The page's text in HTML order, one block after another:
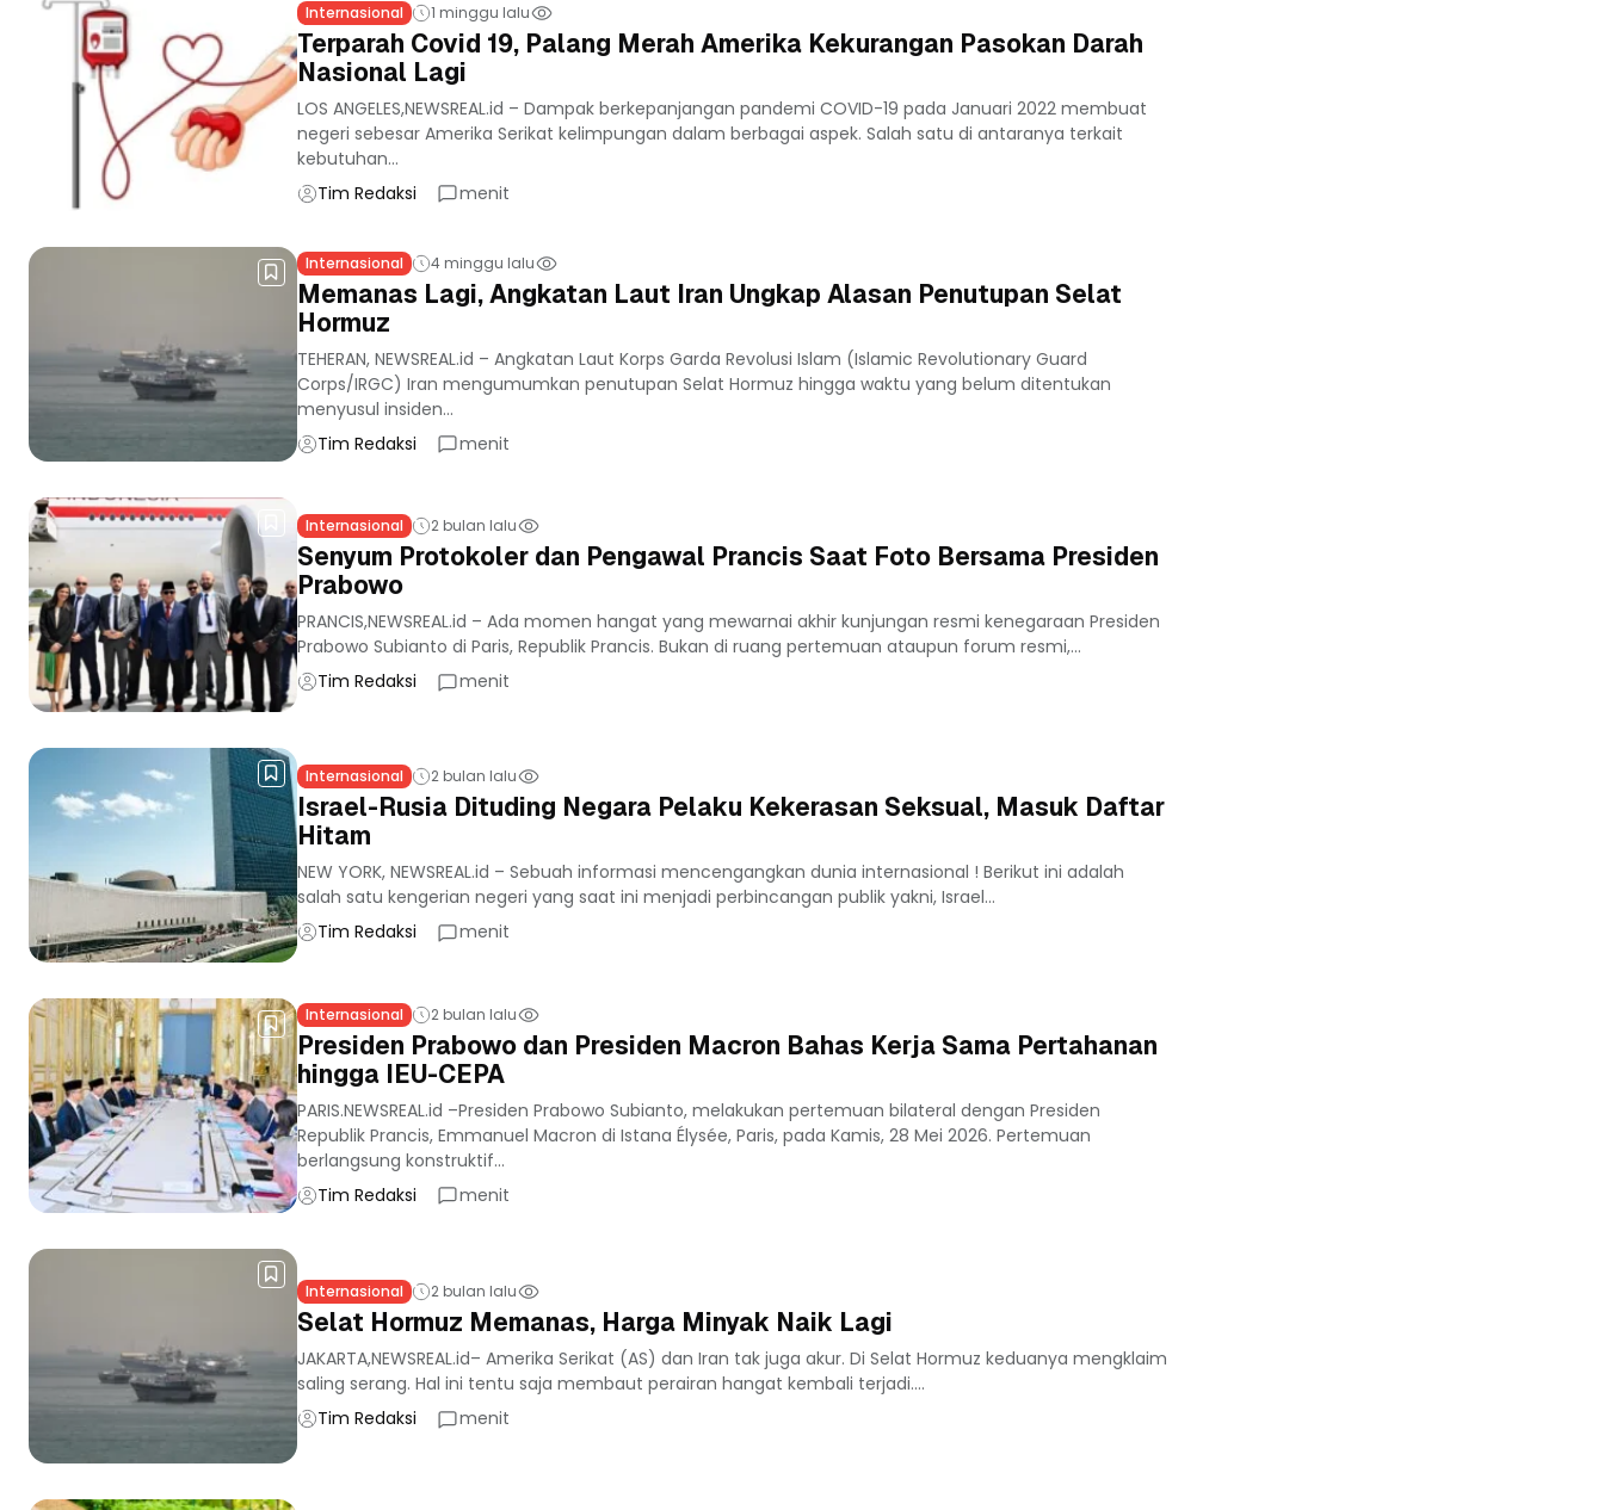
Internasional 1 minggu lalu
Terparah Covid 19, Palang Merah Amerika Kekurangan Pasokan Darah
Nasional Lagi
LOS ANGELES,NEWSREAL.id – Dampak berkepanjangan pandemi COVID-19 pada Januari 2022 membuat
negeri sebesar Amerika Serikat kelimpungan dalam berbagai aspek. Salah satu di antaranya terkait
kebutuhan...
Tim Redaksi
menit
Internasional 4 minggu lalu
Memanas Lagi, Angkatan Laut Iran Ungkap Alasan Penutupan Selat
Hormuz
TEHERAN, NEWSREAL.id – Angkatan Laut Korps Garda Revolusi Islam (Islamic Revolutionary Guard
Corps/IRGC) Iran mengumumkan penutupan Selat Hormuz hingga waktu yang belum ditentukan
menyusul insiden...
Tim Redaksi
menit
Internasional 2 bulan lalu
Senyum Protokoler dan Pengawal Prancis Saat Foto Bersama Presiden
Prabowo
PRANCIS,NEWSREAL.id – Ada momen hangat yang mewarnai akhir kunjungan resmi kenegaraan Presiden
Prabowo Subianto di Paris, Republik Prancis. Bukan di ruang pertemuan ataupun forum resmi,...
Tim Redaksi
menit
Internasional 2 bulan lalu
Israel-Rusia Dituding Negara Pelaku Kekerasan Seksual, Masuk Daftar
Hitam
NEW YORK, NEWSREAL.id – Sebuah informasi mencengangkan dunia internasional ! Berikut ini adalah
salah satu kengerian negeri yang saat ini menjadi perbincangan publik yakni, Israel...
Tim Redaksi
menit
Internasional 2 bulan lalu
Presiden Prabowo dan Presiden Macron Bahas Kerja Sama Pertahanan
hingga IEU-CEPA
PARIS.NEWSREAL.id –Presiden Prabowo Subianto, melakukan pertemuan bilateral dengan Presiden
Republik Prancis, Emmanuel Macron di Istana Élysée, Paris, pada Kamis, 28 Mei 2026. Pertemuan
berlangsung konstruktif...
Tim Redaksi
menit
Internasional 2 bulan lalu
Selat Hormuz Memanas, Harga Minyak Naik Lagi
JAKARTA,NEWSREAL.id– Amerika Serikat (AS) dan Iran tak juga akur. Di Selat Hormuz keduanya mengklaim
saling serang. Hal ini tentu saja membaut perairan hangat kembali terjadi....
Tim Redaksi
menit